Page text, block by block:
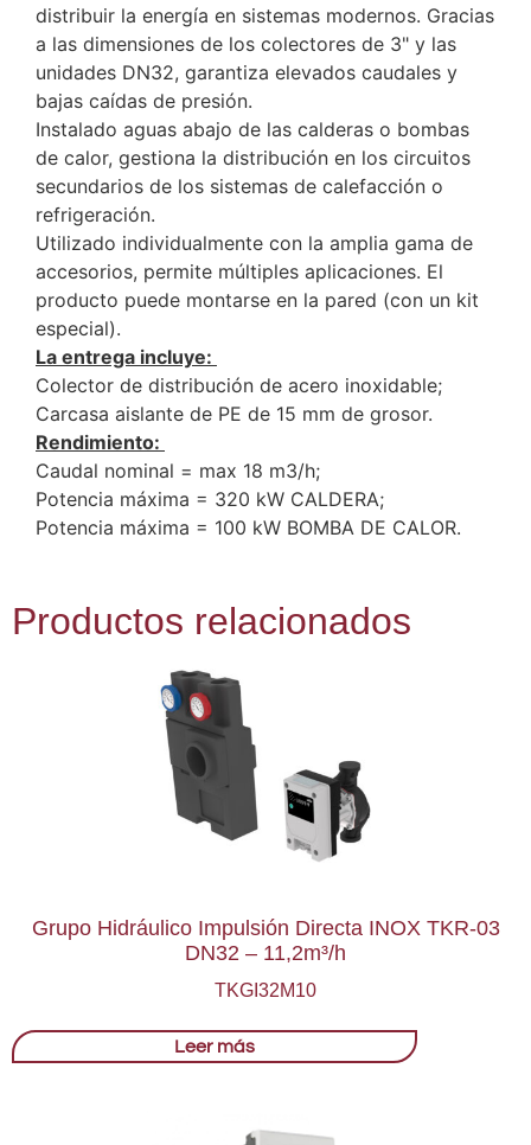
distribuir la energía en sistemas modernos. Gracias
a las dimensiones de los colectores de 3" y las
unidades DN32, garantiza elevados caudales y
bajas caídas de presión.
Instalado aguas abajo de las calderas o bombas
de calor, gestiona la distribución en los circuitos
secundarios de los sistemas de calefacción o
refrigeración.
Utilizado individualmente con la amplia gama de
accesorios, permite múltiples aplicaciones. El
producto puede montarse en la pared (con un kit
especial).
La entrega incluye:
Colector de distribución de acero inoxidable;
Carcasa aislante de PE de 15 mm de grosor.
Rendimiento:
Caudal nominal = max 18 m3/h;
Potencia máxima = 320 kW CALDERA;
Potencia máxima = 100 kW BOMBA DE CALOR.
Productos relacionados
Grupo Hidráulico Impulsión Directa INOX TKR-03
DN32 – 11,2m³/h
TKGI32M10
Leer más